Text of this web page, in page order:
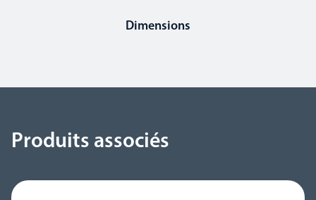
Dimensions
Produits associés